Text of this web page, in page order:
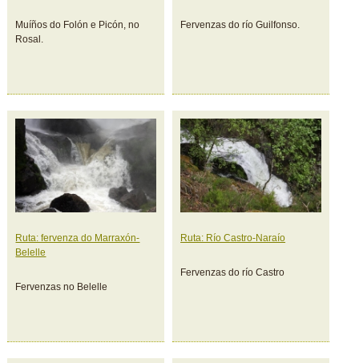
Muíños do Folón e Picón, no
Rosal.
Fervenzas do río Guilfonso.
Ruta: fervenza do Marraxón-
Belelle
Fervenzas no Belelle
Ruta: Río Castro-Naraío
Fervenzas do río Castro